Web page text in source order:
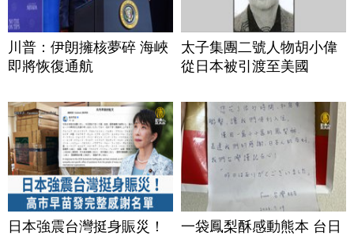
川普：伊朗擁核夢碎 海峽
即將恢復通航
太子集團二號人物胡小偉
從日本被引渡至美國
日本強震台灣挺身賑災！
一袋鳳梨酥感動熊本 台日